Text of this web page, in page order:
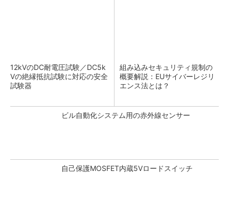
12kVのDC耐電圧試験／DC5k
Vの絶縁抵抗試験に対応の安全
試験器
組み込みセキュリティ規制の
概要解説：EUサイバーレジリ
エンス法とは？
ビル自動化システム用の赤外線センサー
自己保護MOSFET内蔵5Vロードスイッチ